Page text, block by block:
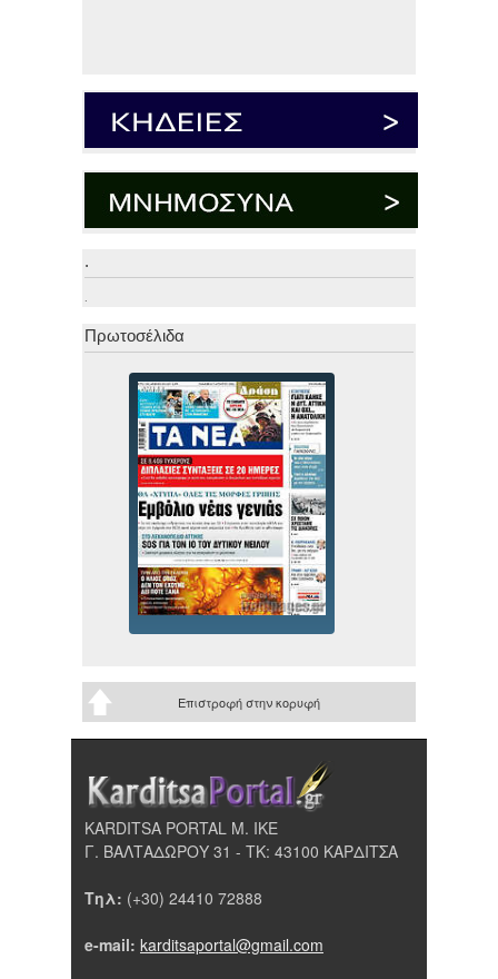
.
.
Πρωτοσέλιδα
Επιστροφή στην κορυφή
KARDITSA PORTAL Μ. ΙΚΕ
Γ. ΒΑΛΤΑΔΩΡΟΥ 31 - ΤΚ: 43100 ΚΑΡΔΙΤΣΑ
Τηλ: (+30) 24410 72888
e-mail: karditsaportal@gmail.com